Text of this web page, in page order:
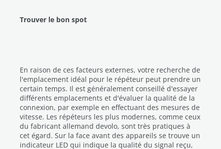
Trouver le bon spot
En raison de ces facteurs externes, votre recherche de
l'emplacement idéal pour le répéteur peut prendre un
certain temps. Il est généralement conseillé d'essayer
différents emplacements et d'évaluer la qualité de la
connexion, par exemple en effectuant des mesures de
vitesse. Les répéteurs les plus modernes, comme ceux
du fabricant allemand devolo, sont très pratiques à
cet égard. Sur la face avant des appareils se trouve un
indicateur LED qui indique la qualité du signal reçu,